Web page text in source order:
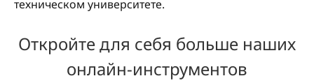
техническом университете.
Откройте для себя больше наших
онлайн-инструментов